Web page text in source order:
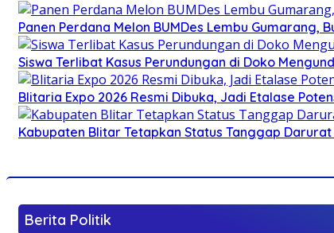
Panen Perdana Melon BUMDes Lembu
Siswa Terlibat Kasus Perundungan di Doko
Blitaria Expo 2026 Resmi Dibuka, Jadi Etalase
Kabupaten Blitar Tetapkan Status Tanggap
Berita Politik